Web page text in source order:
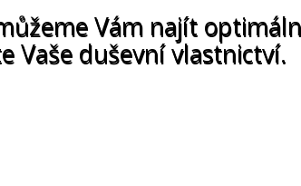
Vám najít
Vaše duševní vlastnictví.